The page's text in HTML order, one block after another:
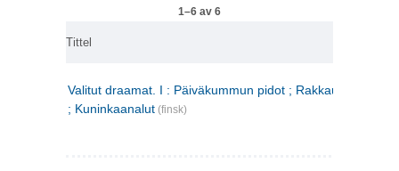
1–6 av 6
Tittel
Valitut draamat. I : Päiväkummun pidot ; Rakkauden
; Kuninkaanalut (finsk)